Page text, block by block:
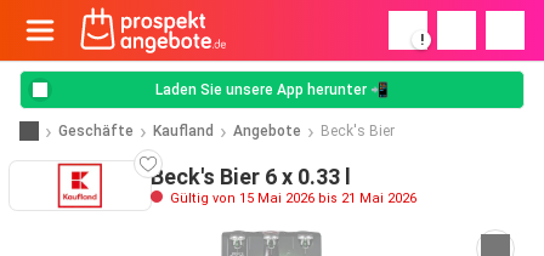
!
Laden Sie unsere App herunter 📲
Geschäfte Kaufland Angebote Beck's Bier
Beck's Bier 6 x 0.33 l
Gültig von 15 Mai 2026 bis 21 Mai 2026